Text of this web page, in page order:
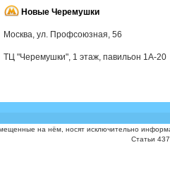
Новые Черемушки
Москва, ул. Профсоюзная, 56
ТЦ "Черемушки", 1 этаж, павильон 1А-20
на нём, носят исключительно
Статьи